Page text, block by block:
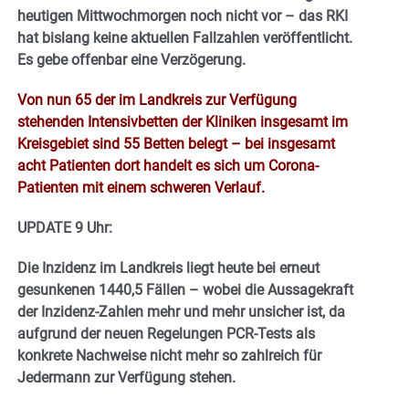
heutigen Mittwochmorgen noch nicht vor – das RKI
hat bislang keine aktuellen Fallzahlen veröffentlicht.
Es gebe offenbar eine Verzögerung.
Von nun 65 der im Landkreis zur Verfügung
stehenden Intensivbetten der Kliniken insgesamt im
Kreisgebiet sind 55 Betten belegt – bei insgesamt
acht Patienten dort handelt es sich um Corona-
Patienten mit einem schweren Verlauf.
UPDATE 9 Uhr:
Die Inzidenz im Landkreis liegt heute bei erneut
gesunkenen 1440,5 Fällen – wobei die Aussagekraft
der Inzidenz-Zahlen mehr und mehr unsicher ist, da
aufgrund der neuen Regelungen PCR-Tests als
konkrete Nachweise nicht mehr so zahlreich für
Jedermann zur Verfügung stehen.